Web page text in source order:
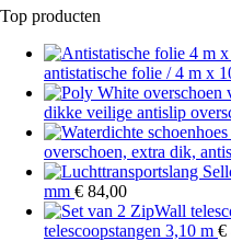
Top producten
antistatische folie / 4 m x
dikke veilige antislip
overschoen, extra dik,
mm € 84,00
telescoopstangen 3,10 m €